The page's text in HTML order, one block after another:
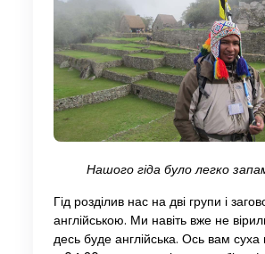
Нашого гіда було легко
Гід розділив нас на дві групи і
англійською. Ми навіть вже не
десь буде англійська. Ось вам суха